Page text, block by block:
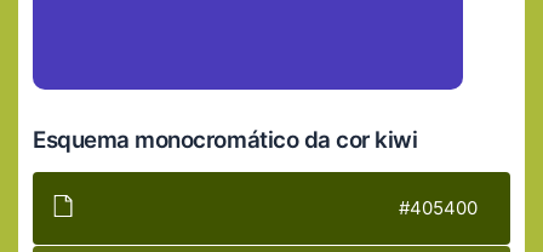
Esquema monocromático da cor kiwi
#405400